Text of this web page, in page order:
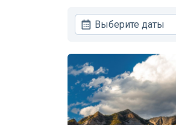
Выберите даты